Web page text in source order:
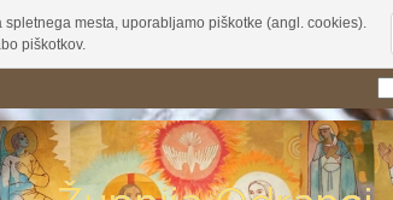
mesta, uporabljamo piškotke (angl. cookies).
piškotkov.